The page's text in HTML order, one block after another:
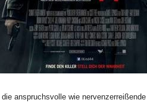
anspruchsvolle wie